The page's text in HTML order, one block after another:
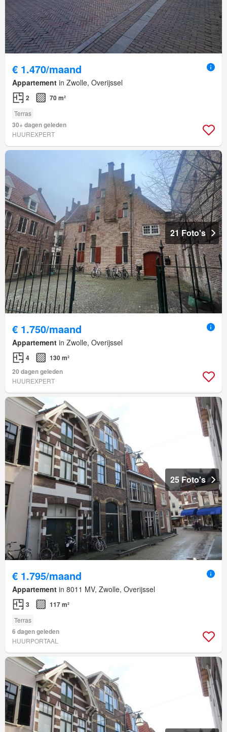
€ 1.470/maand
Appartement in Zwolle, Overijssel
2 70 m²
Terras
30+ dagen geleden
HUUREXPERT
21 Foto's
€ 1.750/maand
Appartement in Zwolle, Overijssel
4
130 m²
20 dagen geleden
HUUREXPERT
25 Foto's
€ 1.795/maand
Appartement in 8011 MV, Zwolle, Overijssel
3 117 m²
Terras
6 dagen geleden
HUURPORTAAL